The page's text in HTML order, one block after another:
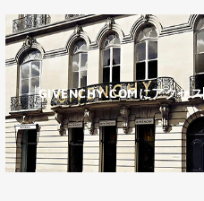
GIVENCHY.COMにアクセス